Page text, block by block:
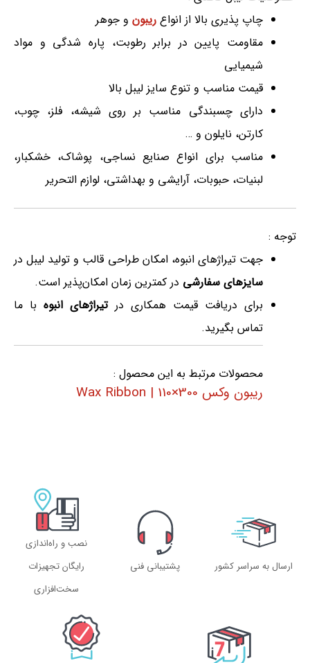
چاپ پذیری بالا از انواع ریبون و جوهر
مقاومت پایین در برابر رطوبت، پاره شدگی و مواد
شیمیایی
قیمت مناسب و تنوع سایز لیبل بالا
دارای چسبندگی مناسب بر روی شیشه، فلز، چوب،
کارتن، نایلون و …
مناسب برای انواع صنایع نساجی، پوشاک، خشکبار،
لبنیات، حبوبات، آرایشی و بهداشتی، لوازم التحریر
توجه :
جهت تیراژهای انبوه، امکان طراحی قالب و تولید لیبل در
سایزهای سفارشی در کمترین زمان امکان‌پذیر است.
برای دریافت قیمت همکاری درتیراژهای انبوه با ما
تماس بگیرید.
محصولات مرتبط به این محصول :
ریبون وکس 300×110 | Wax Ribbon
ارسال به سراسر کشور پشتیبانی فنی
نصب و راه‌اندازی
رایگان تجهیزات
سخت‌افزاری